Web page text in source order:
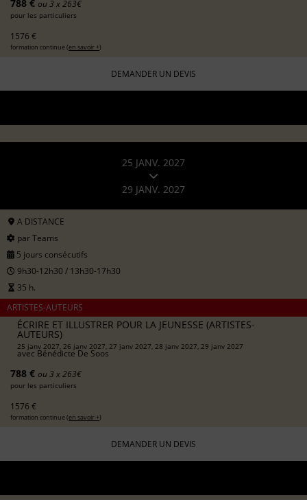
788 € ou 3 x 263€
pour les particuliers
1576 €
formation continue (en savoir +)
DEMANDER UN DEVIS
25 JANV. 2027
29 JANV. 2027
A DISTANCE
par Teams
5 jours consécutifs
9h30-12h30 / 13h30-17h30
35 h.
ARTISTES-AUTEURS
ÉCRIRE ET ILLUSTRER POUR LA JEUNESSE (ARTISTES-
AUTEURS)
25 janv 2027, 26 janv 2027, 27 janv 2027, 28 janv 2027, 29 janv 2027
avec Bénédicte De Soos
788 € ou 3 x 263€
pour les particuliers
1576 €
formation continue (en savoir +)
DEMANDER UN DEVIS